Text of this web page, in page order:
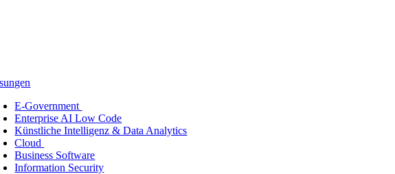
E-Government
Enterprise AI Low Code
Künstliche Intelligenz & Data Analytics
Cloud
Business Software
Information Security